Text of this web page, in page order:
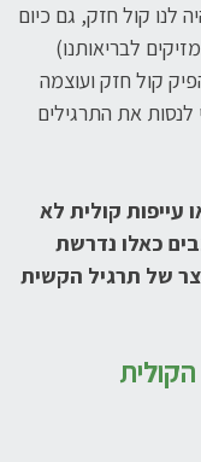
לנו קול חזק, גם כיום
לבריאותנו)
קול חזק ועוצמה
את התרגילים
עייפות קולית לא
כאלו נדרשת
של תרגיל הקשית